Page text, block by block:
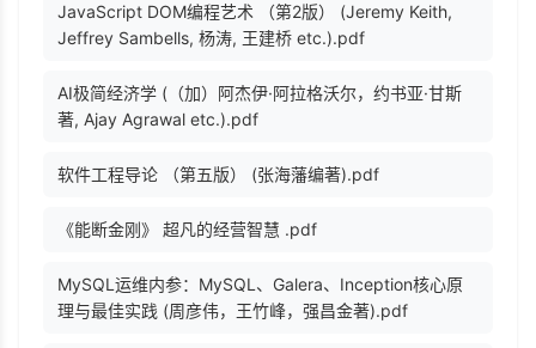
JavaScript DOM编程艺术 （第2版） (Jeremy Keith,
Jeffrey Sambells, 杨涛, 王建桥 etc.).pdf
AI极简经济学 (（加）阿杰伊·阿拉格沃尔，约书亚·甘斯
著, Ajay Agrawal etc.).pdf
软件工程导论 （第五版） (张海藩编著).pdf
《能断金刚》 超凡的经营智慧 .pdf
MySQL运维内参：MySQL、Galera、Inception核心原
理与最佳实践 (周彦伟，王竹峰，强昌金著).pdf